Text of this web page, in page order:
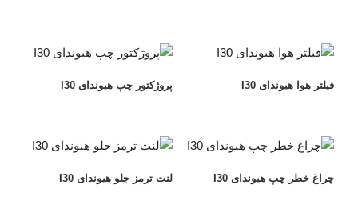
فیلتر هوا هیوندای I30 پروژکتور چپ هیوندای I30
چراغ خطر چپ هیوندای I30 لنت ترمز جلو هیوندای I30